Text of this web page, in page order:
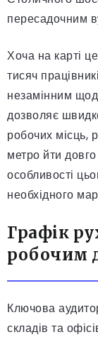
пересадочним
Хоча на карті
тисяч
незамінним
дозволяє
робочих місць,
метро йти
особливості
необхідного
Графік
робочим
Ключова
складів та